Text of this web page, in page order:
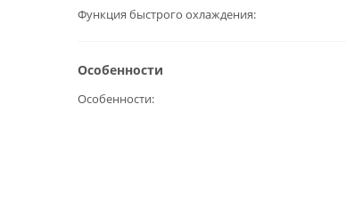
Функция быстрого охлаждения
Особенности
Особенности